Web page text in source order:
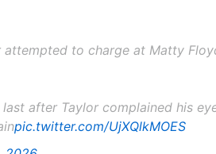
attempted to charge at Matty
after Taylor complained his
pic.twitter.com/UjXQlkMOES